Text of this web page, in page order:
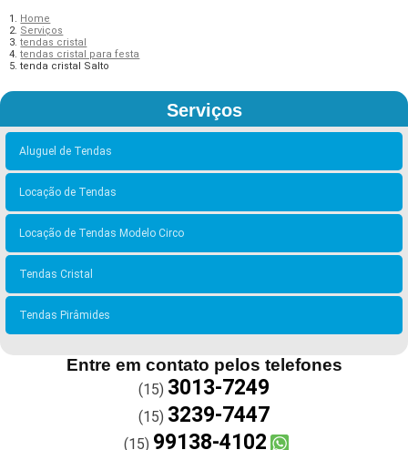
Home
Serviços
tendas cristal
tendas cristal para festa
tenda cristal Salto
Serviços
Aluguel de Tendas
Locação de Tendas
Locação de Tendas Modelo Circo
Tendas Cristal
Tendas Pirâmides
Entre em contato pelos telefones
(15) 3013-7249
(15) 3239-7447
(15) 99138-4102